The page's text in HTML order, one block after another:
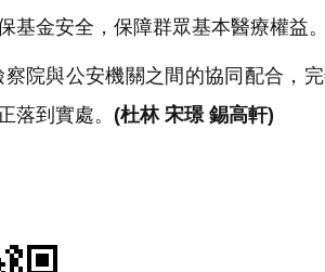
金安全，保障群眾基本醫療權益。
院與公安機關之間的協同配合，
落到實處。 (杜林 宋璟 錫高軒)